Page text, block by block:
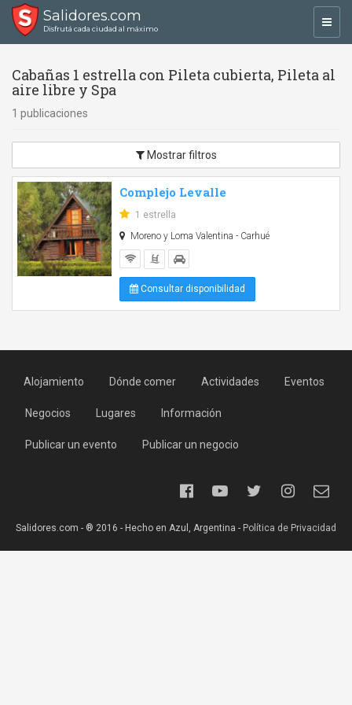
Salidores.com
Disfrutá cada ciudad al máximo
Cabañas 1 estrella con Pileta cubierta, Pileta al
aire libre y Spa
1 publicaciones
Mostrar filtros
Complejo Levalle
1 estrella
Moreno y Loma Valentina - Carhué
Consultar disponibilidad
Alojamiento Dónde comer Actividades Eventos
Negocios Lugares Información
Publicar un evento Publicar un negocio
Salidores.com - ® 2016 - Hecho en Azul, Argentina - Política de Privacidad